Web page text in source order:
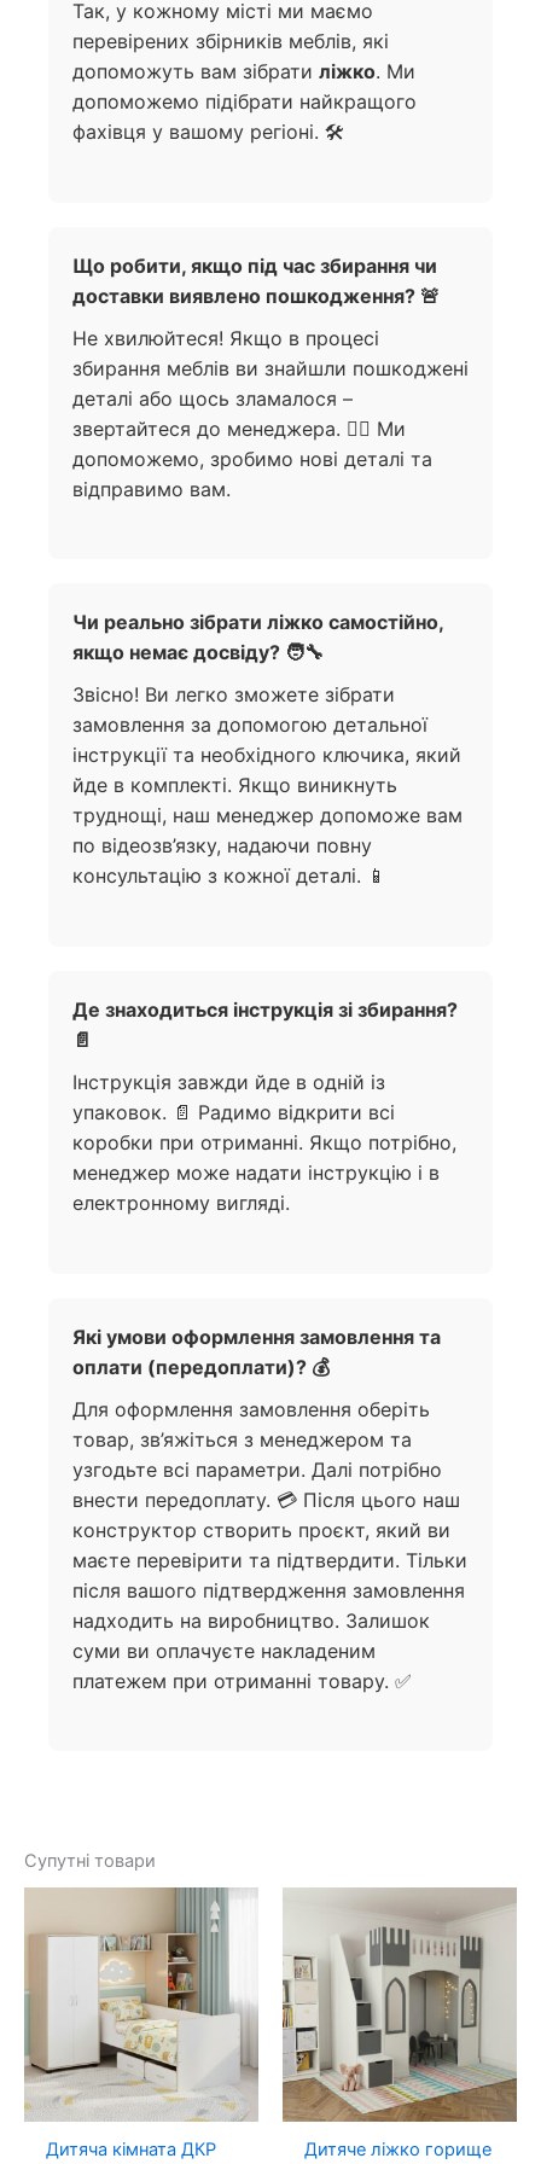
Так, у кожному місті ми маємо
перевірених збірників меблів, які
допоможуть вам зібрати ліжко. Ми
допоможемо підібрати найкращого
фахівця у вашому регіоні. 🛠️
Що робити, якщо під час збирання чи
доставки виявлено пошкодження? 🚨
Не хвилюйтеся! Якщо в процесі
збирання меблів ви знайшли пошкоджені
деталі або щось зламалося –
звертайтеся до менеджера. 🙋‍♀️ Ми
допоможемо, зробимо нові деталі та
відправимо вам.
Чи реально зібрати ліжко самостійно,
якщо немає досвіду? 🧑‍🔧
Звісно! Ви легко зможете зібрати
замовлення за допомогою детальної
інструкції та необхідного ключика, який
йде в комплекті. Якщо виникнуть
труднощі, наш менеджер допоможе вам
по відеозв’язку, надаючи повну
консультацію з кожної деталі. 📱
Де знаходиться інструкція зі збирання?
📄
Інструкція завжди йде в одній із
упаковок. 📄 Радимо відкрити всі
коробки при отриманні. Якщо потрібно,
менеджер може надати інструкцію і в
електронному вигляді.
Які умови оформлення замовлення та
оплати (передоплати)? 💰
Для оформлення замовлення оберіть
товар, зв’яжіться з менеджером та
узгодьте всі параметри. Далі потрібно
внести передоплату. 💳 Після цього наш
конструктор створить проєкт, який ви
маєте перевірити та підтвердити. Тільки
після вашого підтвердження замовлення
надходить на виробництво. Залишок
суми ви оплачуєте накладеним
платежем при отриманні товару. ✅
Супутні товари
Дитяча кімната ДКР
Дитяче ліжко горище